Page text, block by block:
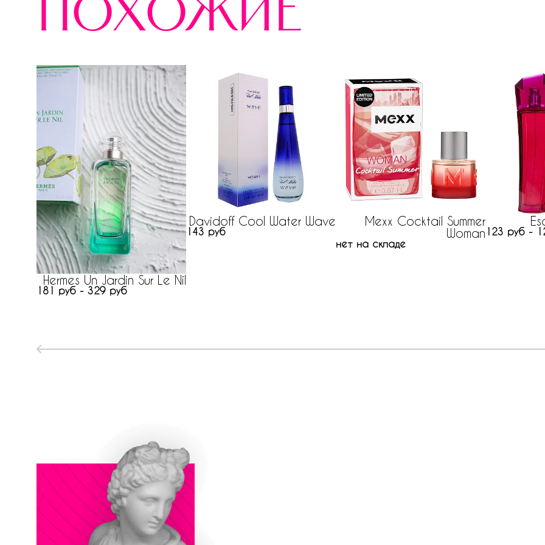
похожие
Hermes Un Jardin Sur Le Nil
181 руб - 329 руб
Davidoff Cool Water Wave
143 руб
Mexx Cocktail Summer
Woman
нет на складе
123 руб -